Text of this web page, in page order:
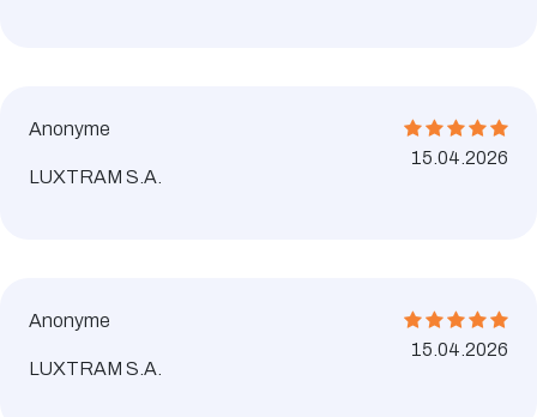
Anonyme
LUXTRAM S.A.
15.04.2026
Anonyme
LUXTRAM S.A.
15.04.2026